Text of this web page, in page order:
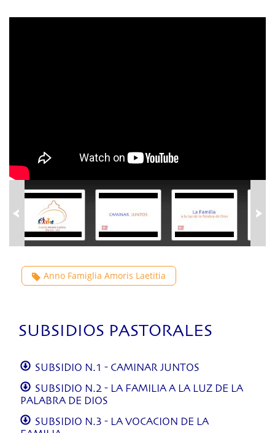
Anno Famiglia Amoris Laetitia
SUBSIDIOS PASTORALES
SUBSIDIO N.1 - CAMINAR JUNTOS
SUBSIDIO N.2 - LA FAMILIA A LA LUZ DE LA
PALABRA DE DIOS
SUBSIDIO N.3 - LA VOCACION DE LA